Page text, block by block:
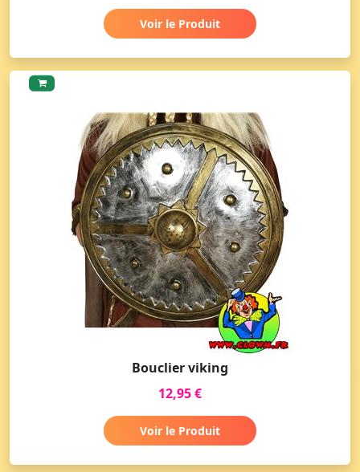
Voir le Produit
Bouclier viking
12,95 €
Voir le Produit